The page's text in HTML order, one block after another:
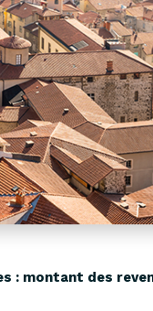
: montant des